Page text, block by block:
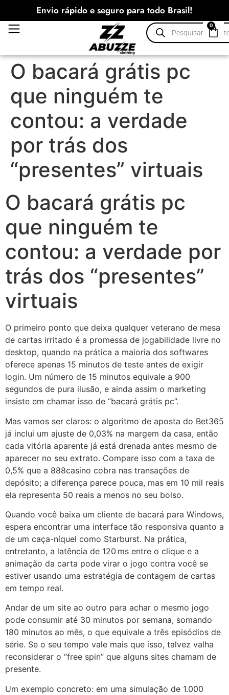
Envio rápido e seguro para todo Brasil!
0
O bacará grátis pc
que ninguém te
contou: a verdade
por trás dos
“presentes” virtuais
O bacará grátis pc
que ninguém te
contou: a verdade por
trás dos “presentes”
virtuais
O primeiro ponto que deixa qualquer veterano de mesa
de cartas irritado é a promessa de jogabilidade livre no
desktop, quando na prática a maioria dos softwares
oferece apenas 15 minutos de teste antes de exigir
login. Um número de 15 minutos equivale a 900
segundos de pura ilusão, e ainda assim o marketing
insiste em chamar isso de “bacará grátis pc”.
Mas vamos ser claros: o algoritmo de aposta do Bet365
já inclui um ajuste de 0,03% na margem da casa, então
cada vitória aparente já está drenada antes mesmo de
aparecer no seu extrato. Compare isso com a taxa de
0,5% que a 888casino cobra nas transações de
depósito; a diferença parece pouca, mas em 10 mil reais
ela representa 50 reais a menos no seu bolso.
Quando você baixa um cliente de bacará para Windows,
espera encontrar uma interface tão responsiva quanto a
de um caça-níquel como Starburst. Na prática,
entretanto, a latência de 120 ms entre o clique e a
animação da carta pode virar o jogo contra você se
estiver usando uma estratégia de contagem de cartas
em tempo real.
Andar de um site ao outro para achar o mesmo jogo
pode consumir até 30 minutos por semana, somando
180 minutos ao mês, o que equivale a três episódios de
série. Se o seu tempo vale mais que isso, talvez valha
reconsiderar o “free spin” que alguns sites chamam de
presente.
Um exemplo concreto: em uma simulação de 1.000